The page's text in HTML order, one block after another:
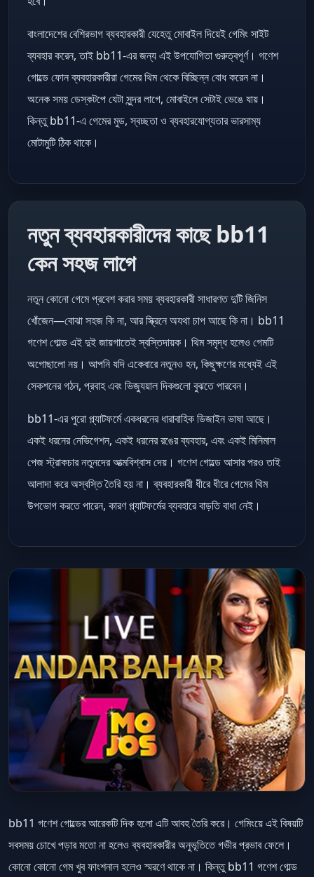
বাংলাদেশের বেশিরভাগ ব্যবহারকারী যেহেতু মোবাইল দিয়েই গেমিং সাইট
ব্যবহার করেন, তাই bb11-এর জন্য এই উপযোগিতা গুরুত্বপূর্ণ। গণেশ
গোল্ডে ফোন ব্যবহারকারীরা গেমের থিম থেকে বিচ্ছিন্ন বোধ করেন না।
অনেক সময় ডেস্কটপে যেটা সুন্দর লাগে, মোবাইলে সেটাই ভেঙে যায়।
কিন্তু bb11-এ গেমের মুড, স্বচ্ছতা ও ব্যবহারযোগ্যতার ভারসাম্য
মোটামুটি ঠিক থাকে।
নতুন ব্যবহারকারীদের কাছে bb11
কেন সহজ লাগে
নতুন কোনো গেমে প্রবেশ করার সময় ব্যবহারকারী সাধারণত দুটি জিনিস
খোঁজেন—বোঝা সহজ কি না, আর স্ক্রিনে অযথা চাপ আছে কি না। bb11
গণেশ গোল্ড এই দুই জায়গাতেই স্বস্তিদায়ক। থিম সমৃদ্ধ হলেও গেমটি
অগোছালো নয়। আপনি যদি একেবারে নতুনও হন, কিছুক্ষণের মধ্যেই এই
সেকশনের গঠন, প্রবাহ এবং ভিজ্যুয়াল দিকগুলো বুঝতে পারবেন।
bb11-এর পুরো প্ল্যাটফর্মে একধরনের ধারাবাহিক ডিজাইন ভাষা আছে।
একই ধরনের নেভিগেশন, একই ধরনের রঙের ব্যবহার, এবং একই মিনিমাল
পেজ স্ট্রাকচার নতুনদের আত্মবিশ্বাস দেয়। গণেশ গোল্ডে আসার পরও তাই
আলাদা করে অস্বস্তি তৈরি হয় না। ব্যবহারকারী ধীরে ধীরে গেমের থিম
উপভোগ করতে পারেন, কারণ প্ল্যাটফর্মের ব্যবহারে বাড়তি বাধা নেই।
bb11 গণেশ গোল্ডের আরেকটি দিক হলো এটি আবহ তৈরি করে। গেমিংয়ে এই বিষয়টি
সবসময় চোখে পড়ার মতো না হলেও ব্যবহারকারীর অনুভূতিতে গভীর প্রভাব ফেলে।
কোনো কোনো গেম খুব ফাংশনাল হলেও স্মরণে থাকে না। কিন্তু bb11 গণেশ গোল্ড